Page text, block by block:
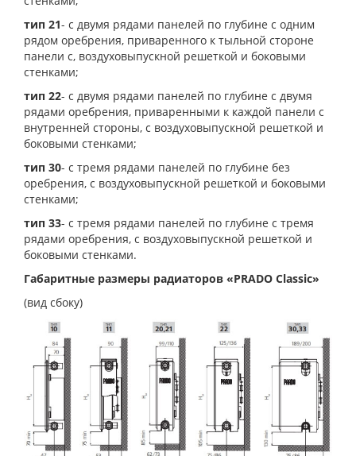
тип 21- с двумя рядами панелей по глубине с одним
рядом оребрения, приваренного к тыльной стороне
панели с, воздуховыпускной решеткой и боковыми
стенками;
тип 22- с двумя рядами панелей по глубине с двумя
рядами оребрения, приваренными к каждой панели с
внутренней стороны, с воздуховыпускной решеткой и
боковыми стенками;
тип 30- с тремя рядами панелей по глубине без
оребрения, с воздуховыпускной решеткой и боковыми
стенками;
тип 33- с тремя рядами панелей по глубине с тремя
рядами оребрения, с воздуховыпускной решеткой и
боковыми стенками.
Габаритные размеры радиаторов «PRADO Classic»
(вид сбоку)